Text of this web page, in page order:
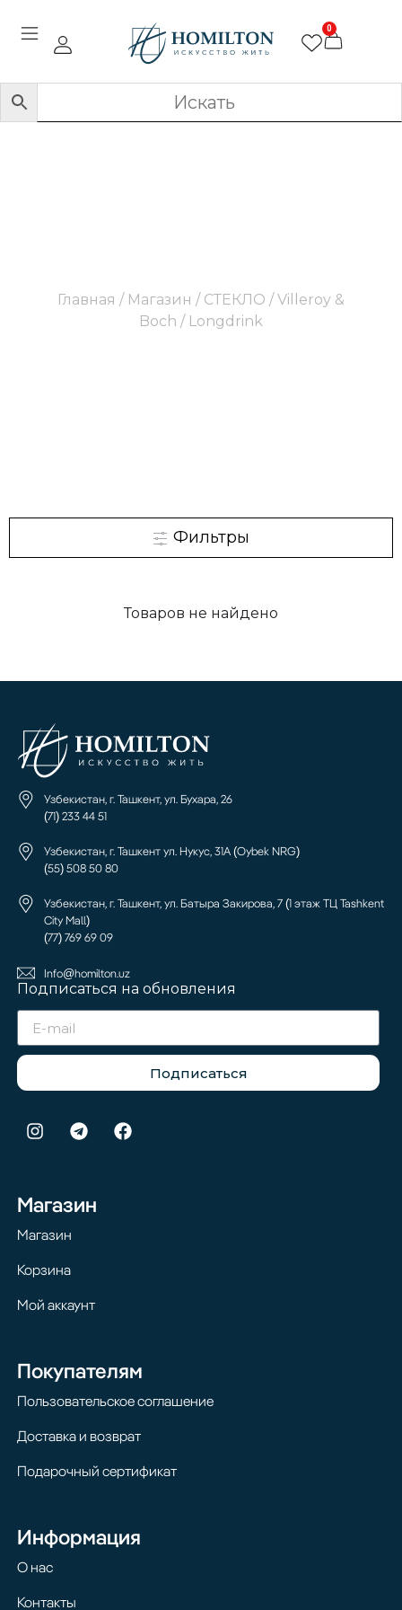
0
Главная / Магазин / СТЕКЛО /Villeroy &
Boch / Longdrink
Фильтры
Товаров не найдено
Узбекистан, г. Ташкент, ул. Бухара, 26
(71) 233 44 51
Узбекистан, г. Ташкент ул. Нукус, 31А (Oybek NRG)
(55) 508 50 80
Узбекистан, г. Ташкент, ул. Батыра Закирова, 7 (1 этаж ТЦ Tashkent
City Mall)
(77) 769 69 09
Info@homilton.uz
Подписаться на обновления
Подписаться
Магазин
Магазин
Корзина
Мой аккаунт
Покупателям
Пользовательское соглашение
Доставка и возврат
Подарочный сертификат
Информация
О нас
Контакты